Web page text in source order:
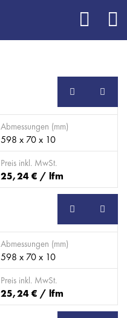
SB
Abmessungen (mm)
598 x 70 x 10
Preis inkl. MwSt.
25,24 € / lfm
SB
Abmessungen (mm)
598 x 70 x 10
Preis inkl. MwSt.
25,24 € / lfm